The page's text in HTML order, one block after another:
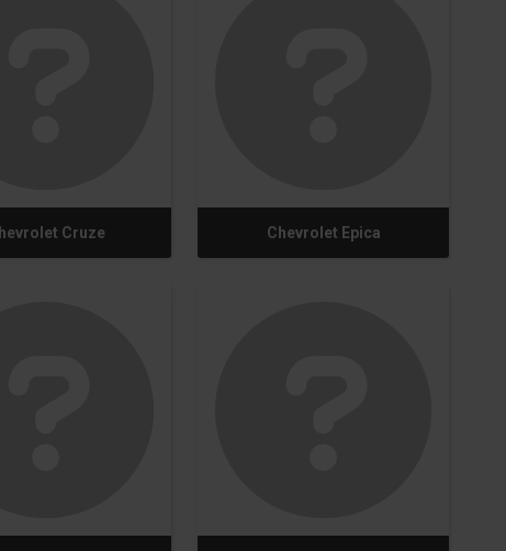
Cruze Chevrolet Epica